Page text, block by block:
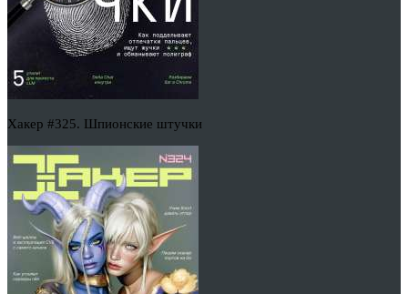
Хакер #325. Шпионские штучки